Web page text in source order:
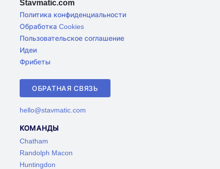
Stavmatic.com
Политика конфиденциальности
Обработка Cookies
Пользовательское соглашение
Идеи
Фрибеты
ОБРАТНАЯ СВЯЗЬ
hello@stavmatic.com
КОМАНДЫ
Chatham
Randolph Macon
Huntingdon